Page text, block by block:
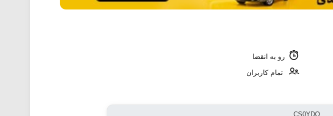
رو به انقضا
تمام کاربران